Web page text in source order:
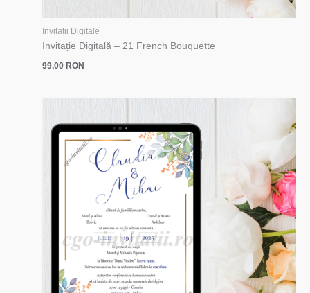
Invitații Digitale
Invitație Digitală – 21 French Bouquette
99,00RON